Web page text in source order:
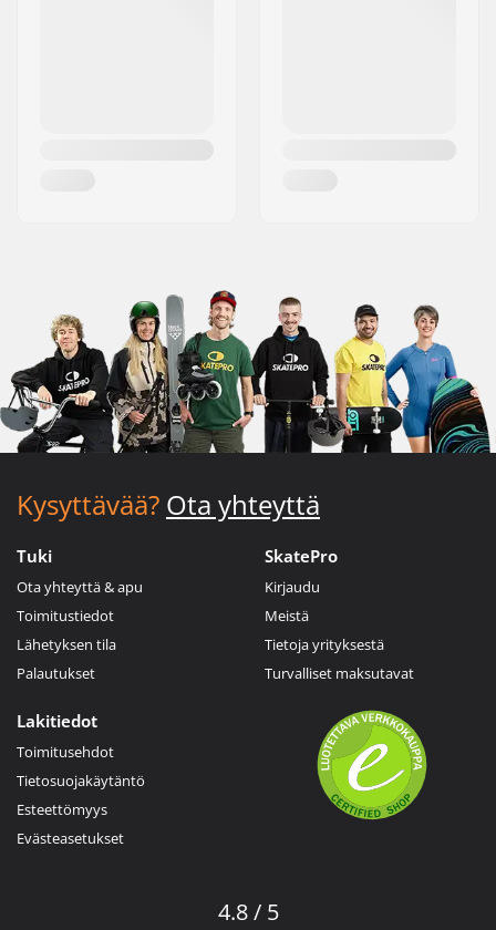
Kysyttävää? Ota yhteyttä
Tuki
Ota yhteyttä & apu
Toimitustiedot
Lähetyksen tila
Palautukset
SkatePro
Kirjaudu
Meistä
Tietoja yrityksestä
Turvalliset maksutavat
Lakitiedot
Toimitusehdot
Tietosuojakäytäntö
Esteettömyys
Evästeasetukset
4.8 / 5